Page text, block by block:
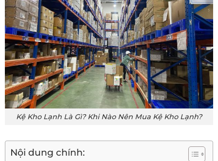
Kệ Kho Lạnh Là Gì? Khi Nào Nên Mua Kệ Kho Lạnh?
Nội dung chính: